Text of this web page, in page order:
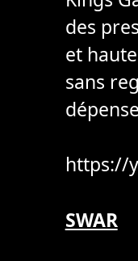
des
et
sans
https://
SWAR